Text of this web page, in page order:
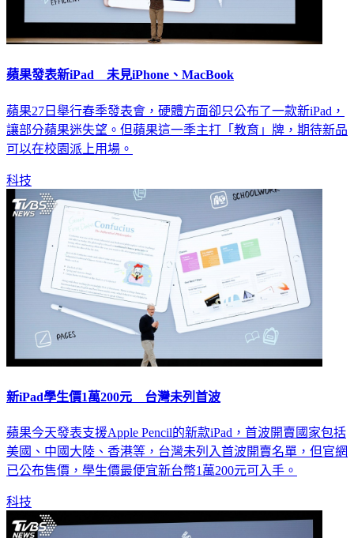
蘋果發表新iPad 未見iPhone、MacBook
蘋果27日舉行春季發表會，硬體方面卻只公布了一款新iPad，
讓部分蘋果迷失望。但蘋果這一季主打「教育」牌，期待新品
可以在校園派上用場。
科技
新iPad學生價1萬200元 台灣未列首波
蘋果今天發表支援Apple Pencil的新款iPad，首波開賣國家包括
美國、中國大陸、香港等，台灣未列入首波開賣名單，但官網
已公布售價，學生價最便宜新台幣1萬200元可入手。
科技